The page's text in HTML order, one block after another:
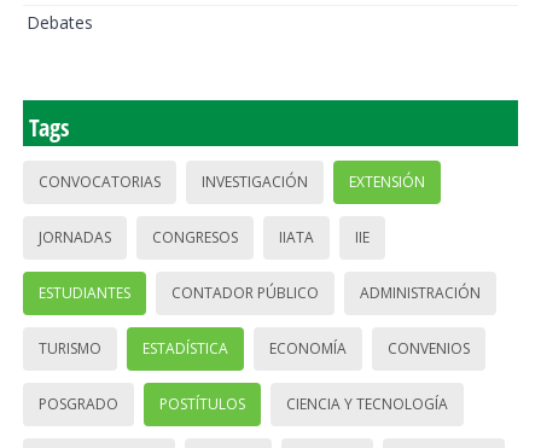
Debates
Tags
CONVOCATORIAS INVESTIGACIÓN EXTENSIÓN
JORNADAS CONGRESOS IIATA IIE
ESTUDIANTES CONTADOR PÚBLICO ADMINISTRACIÓN
TURISMO ESTADÍSTICA ECONOMÍA CONVENIOS
POSGRADO POSTÍTULOS CIENCIA Y TECNOLOGÍA